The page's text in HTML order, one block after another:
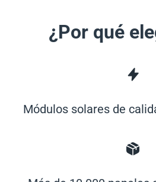
¿Por qué
Módulos solares de